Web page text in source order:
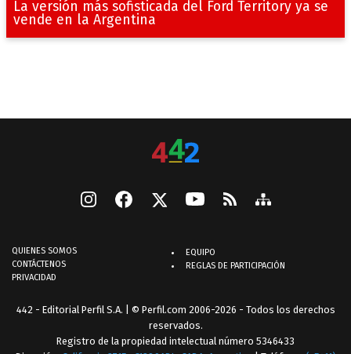
La versión más sofisticada del Ford Territory ya se
vende en la Argentina
QUIENES SOMOS
CONTÁCTENOS
PRIVACIDAD
EQUIPO
REGLAS DE PARTICIPACIÓN
442 - Editorial Perfil S.A. | © Perfil.com 2006-2026 - Todos los derechos
reservados.
Registro de la propiedad intelectual número 5346433